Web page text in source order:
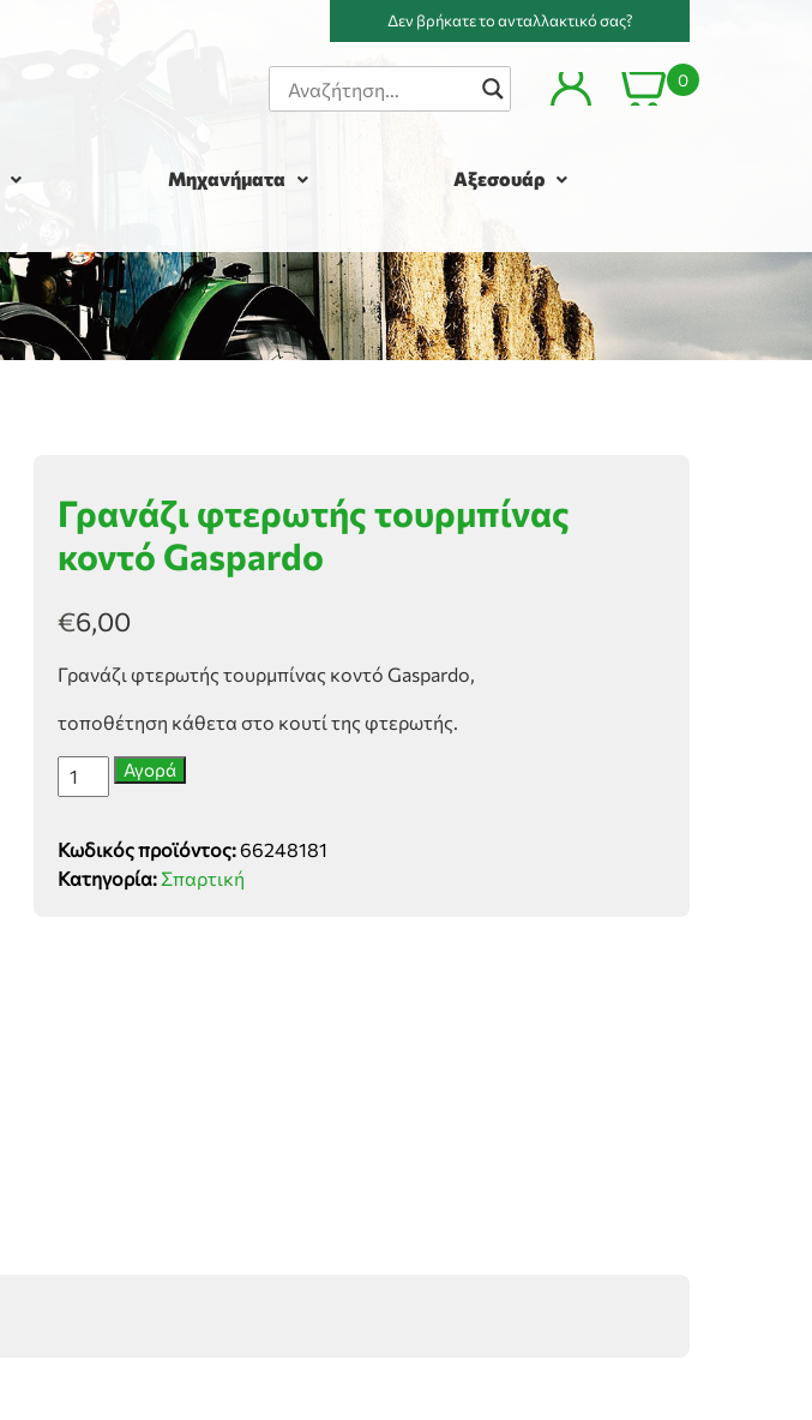
Δεν βρήκατε το ανταλλακτικό σας?
0
Μηχανήματα Αξεσουάρ
Γρανάζι φτερωτής τουρμπίνας
κοντό Gaspardo
€6,00
Γρανάζι φτερωτής τουρμπίνας κοντό Gaspardo,
τοποθέτηση κάθετα στο κουτί της φτερωτής.
Γρανάζι
φτερωτής
κοντό
Gaspardo
Αγορά
Κωδικός προϊόντος: 66248181
Κατηγορία: Σπαρτική